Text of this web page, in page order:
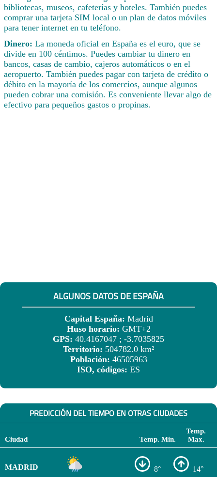
bibliotecas, museos, cafeterías y hoteles. También puedes
comprar una tarjeta SIM local o un plan de datos móviles
para tener internet en tu teléfono.
Dinero: La moneda oficial en España es el euro, que se
divide en 100 céntimos. Puedes cambiar tu dinero en
bancos, casas de cambio, cajeros automáticos o en el
aeropuerto. También puedes pagar con tarjeta de crédito o
débito en la mayoría de los comercios, aunque algunos
pueden cobrar una comisión. Es conveniente llevar algo de
efectivo para pequeños gastos o propinas.
ALGUNOS DATOS DE ESPAÑA
Capital España: Madrid
Huso horario: GMT+2
GPS: 40.4167047 ; -3.7035825
Territorio: 504782.0 km²
Población: 46505963
ISO, códigos: ES
PREDICCIÓN DEL TIEMPO EN OTRAS CIUDADES
Ciudad Temp. Min.
Temp.
Max.
MADRID 8° 14°